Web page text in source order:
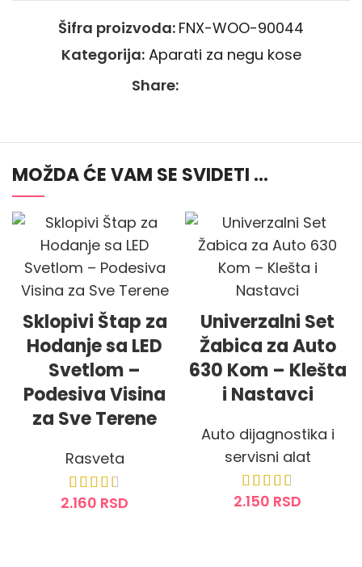
Šifra proizvoda: FNX-WOO-90044
Kategorija: Aparati za negu kose
Share:
MOŽDA ĆE VAM SE SVIDETI …
Sklopivi Štap za
Hodanje sa LED
Svetlom –
Podesiva Visina
za Sve Terene
Rasveta
2.160 RSD
Univerzalni Set
Žabica za Auto
630 Kom – Klešta
i Nastavci
Auto dijagnostika i
servisni alat
2.150 RSD